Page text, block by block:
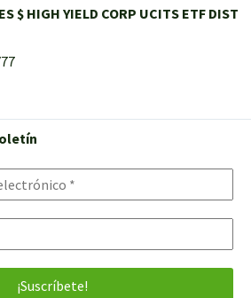
$ HIGH YIELD CORP UCITS ETF DIST